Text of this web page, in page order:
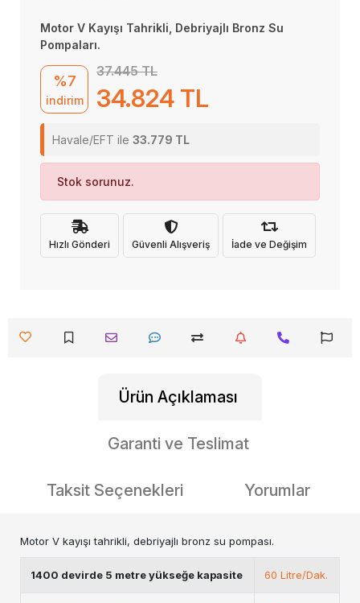
Motor V Kayışı Tahrikli, Debriyajlı Bronz Su
Pompaları.
%7
indirim
37.445 TL
34.824 TL
Havale/EFT ile 33.779 TL
Stok sorunuz.
Hızlı Gönderi Güvenli Alışveriş İade ve Değişim
Ürün Açıklaması
Garanti ve Teslimat
Taksit Seçenekleri Yorumlar
Motor V kayışı tahrikli, debriyajlı bronz su pompası.
1400 devirde 5 metre yükseğe kapasite 60 Litre/Dak.